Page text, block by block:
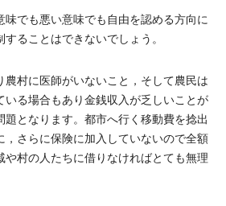
でも悪い意味でも自由を認める方向に
ることはできないでしょう。
村に医師がいないこと，そして農民は
いる場合もあり金銭収入が乏しいことが
題となります。都市へ行く移動費を捻出
，さらに保険に加入していないので全額
や村の人たちに借りなければとても無理